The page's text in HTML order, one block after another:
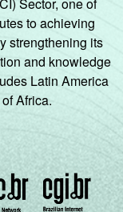
to achieving
strengthening its
and knowledge
Latin America
Africa.